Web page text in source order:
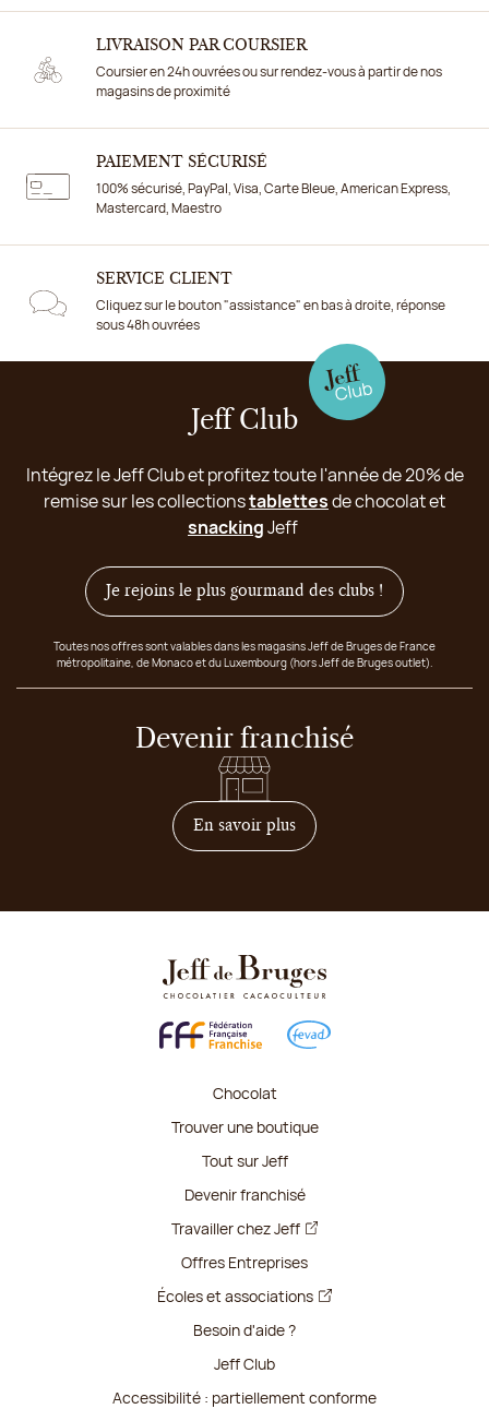
LIVRAISON PAR COURSIER
Coursier en 24h ouvrées ou sur rendez-vous à partir de nos
magasins de proximité
PAIEMENT SÉCURISÉ
100% sécurisé, PayPal, Visa, Carte Bleue, American Express,
Mastercard, Maestro
SERVICE CLIENT
Cliquez sur le bouton "assistance" en bas à droite, réponse
sous 48h ouvrées
Jeff Club
Intégrez le Jeff Club et profitez toute l'année de 20% de
remise sur les collectionstablettesde chocolat et
snackingJeff
Je rejoins le plus gourmand des clubs !
Toutes nos offres sont valables dans les magasins Jeff de Bruges de France
métropolitaine, de Monaco et du Luxembourg (hors Jeff de Bruges outlet).
Devenir franchisé
En savoir plussur comment devenir
Chocolat
Trouver une boutique
Tout sur Jeff
Devenir franchisé
Travailler chez Jeff
Offres Entreprises
Écoles et associations
Besoin d'aide ?
Jeff Club
Accessibilité : partiellement conforme